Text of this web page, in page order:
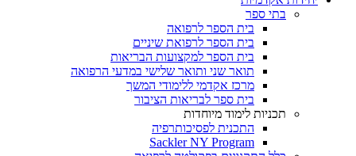
בתי ספר
בית הספר לרפואה
בית הספר לרפואת שיניים
בית הספר למקצועות הבריאות
תואר שני ותואר שלישי במדעי הרפואה
מרכז אקדמי ללימודי המשך
בית ספר לבריאות הציבור
תכניות לימוד מיוחדות
התכנית לפסיכותרפיה
Sackler NY Program